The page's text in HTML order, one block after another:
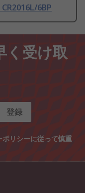
6BP
く受け取
登録
ポリシーに従って慎重